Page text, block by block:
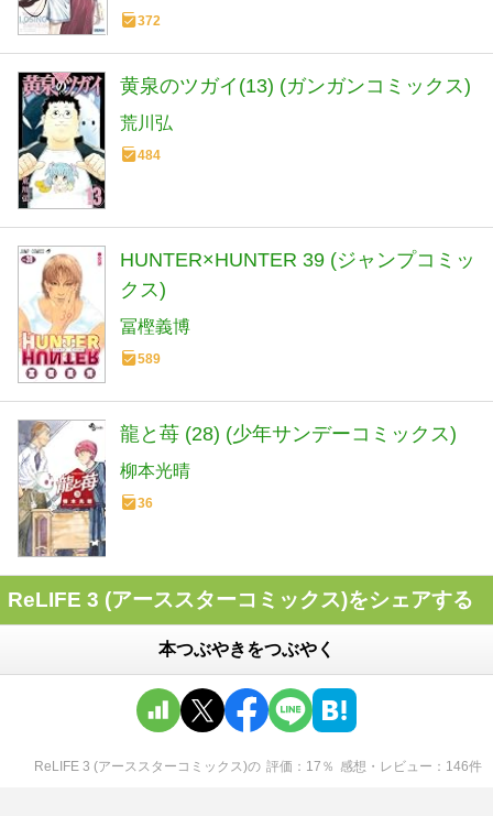
372
黄泉のツガイ(13) (ガンガンコミックス)
荒川弘
484
HUNTER×HUNTER 39 (ジャンプコミッ
クス)
冨樫義博
589
龍と苺 (28) (少年サンデーコミックス)
柳本光晴
36
ReLIFE 3 (アーススターコミックス)をシェアする
本つぶやきをつぶやく
ReLIFE 3 (アーススターコミックス)の 評価 17 ％ 感想・レビュー 146件